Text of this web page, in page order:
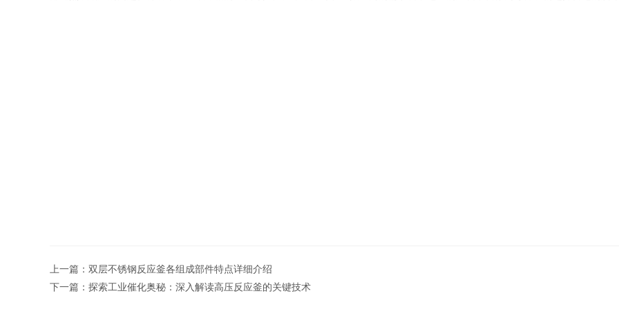
上一篇： 双层不锈钢反应釜各组成部件特点详细介绍
下一篇： 探索工业催化奥秘：深入解读高压反应釜的关键技术